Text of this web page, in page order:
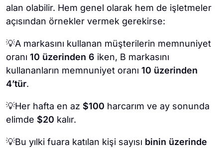
alan olabilir. Hem genel olarak hem de işletmeler
açısından örnekler vermek gerekirse:
💡A markasını kullanan müşterilerin memnuniyet
oranı 10 üzerinden 6 iken, B markasını
kullananların memnuniyet oranı 10 üzerinden
4’tür.
💡Her hafta en az $100 harcarım ve ay sonunda
elimde $20 kalır.
💡Bu yılki fuara katılan kişi sayısı binin üzerinde